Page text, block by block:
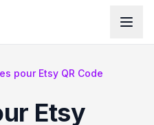
pour Etsy QR Code
Etsy